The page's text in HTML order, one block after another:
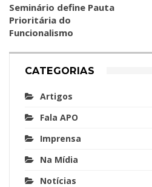
Seminário define Pauta
Prioritária do
Funcionalismo
CATEGORIAS
Artigos
Fala APO
Imprensa
Na Mídia
Notícias